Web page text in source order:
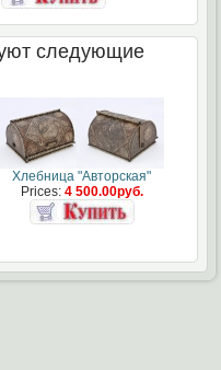
следующие
Хлебница "Авторская"
Prices: 4 500.00руб.